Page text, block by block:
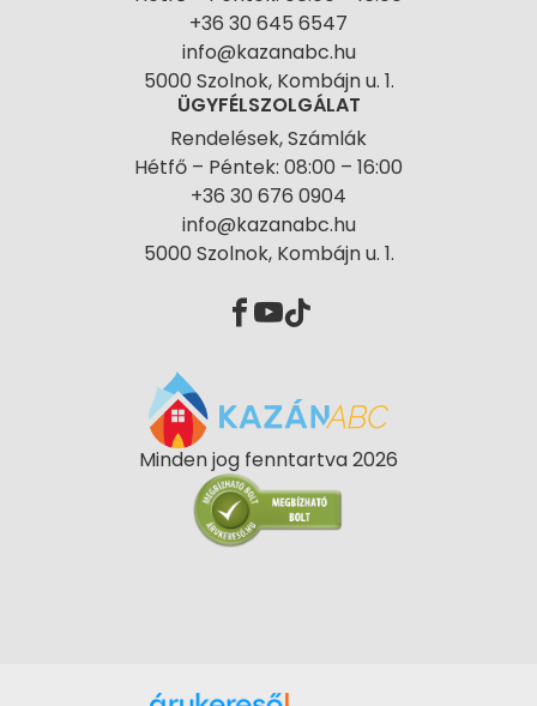
+36 30 645 6547
info@kazanabc.hu
5000 Szolnok, Kombájn u. 1.
ÜGYFÉLSZOLGÁLAT
Rendelések, Számlák
Hétfő – Péntek: 08:00 – 16:00
+36 30 676 0904
info@kazanabc.hu
5000 Szolnok, Kombájn u. 1.
Minden jog fenntartva 2026